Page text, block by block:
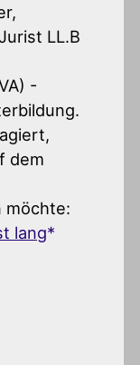
LL.B
-
dem
möchte:
lang